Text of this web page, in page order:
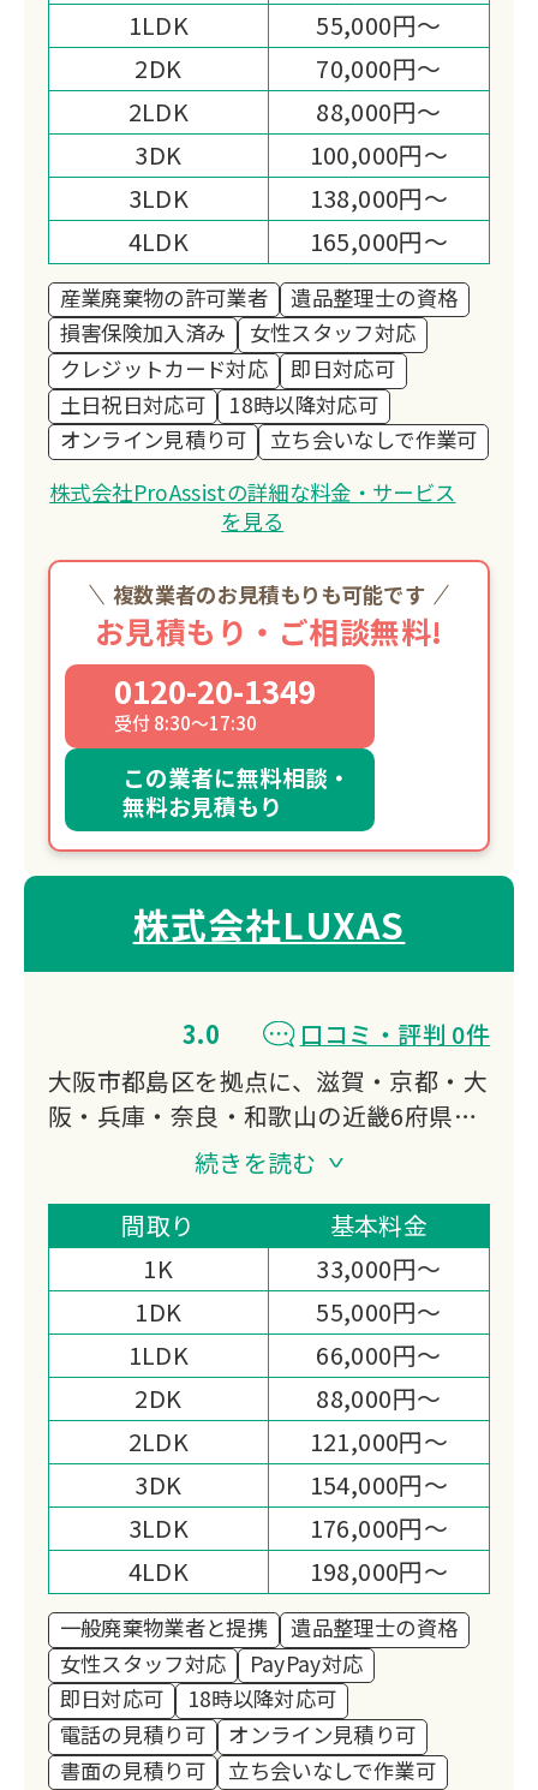
1LDK
55,000円～
2DK
70,000円～
2LDK
88,000円～
3DK
100,000円～
3LDK
138,000円～
4LDK
165,000円～
産業廃棄物の許可業者
遺品整理士の資格
損害保険加入済み
女性スタッフ対応
クレジットカード対応
即日対応可
土日祝日対応可
18時以降対応可
オンライン見積り可
立ち会いなしで作業可
株式会社ProAssistの詳細な料金・サービス
を見る
複数業者のお見積もりも可能です
お見積もり・ご相談無料!
0120-20-1349
受付 8:30～17:30
この業者に無料相談・
無料お見積もり
株式会社LUXAS
3.0
口コミ・評判 0件
大阪市都島区を拠点に、滋賀・京都・大
阪・兵庫・奈良・和歌山の近畿6府県で
遺品整理・生前整理・特殊清掃に対応し
遺品整理士が在籍し、デジタル遺品整理
にも対応。
整理後の不動産仲介まで一貫サポートで
きる点が選ばれる理由です。
続きを読む
間取り
基本料金
1K
33,000円～
1DK
55,000円～
1LDK
66,000円～
2DK
88,000円～
2LDK
121,000円～
3DK
154,000円～
3LDK
176,000円～
4LDK
198,000円～
一般廃棄物業者と提携
遺品整理士の資格
女性スタッフ対応
PayPay対応
即日対応可
18時以降対応可
電話の見積り可
オンライン見積り可
書面の見積り可
立ち会いなしで作業可